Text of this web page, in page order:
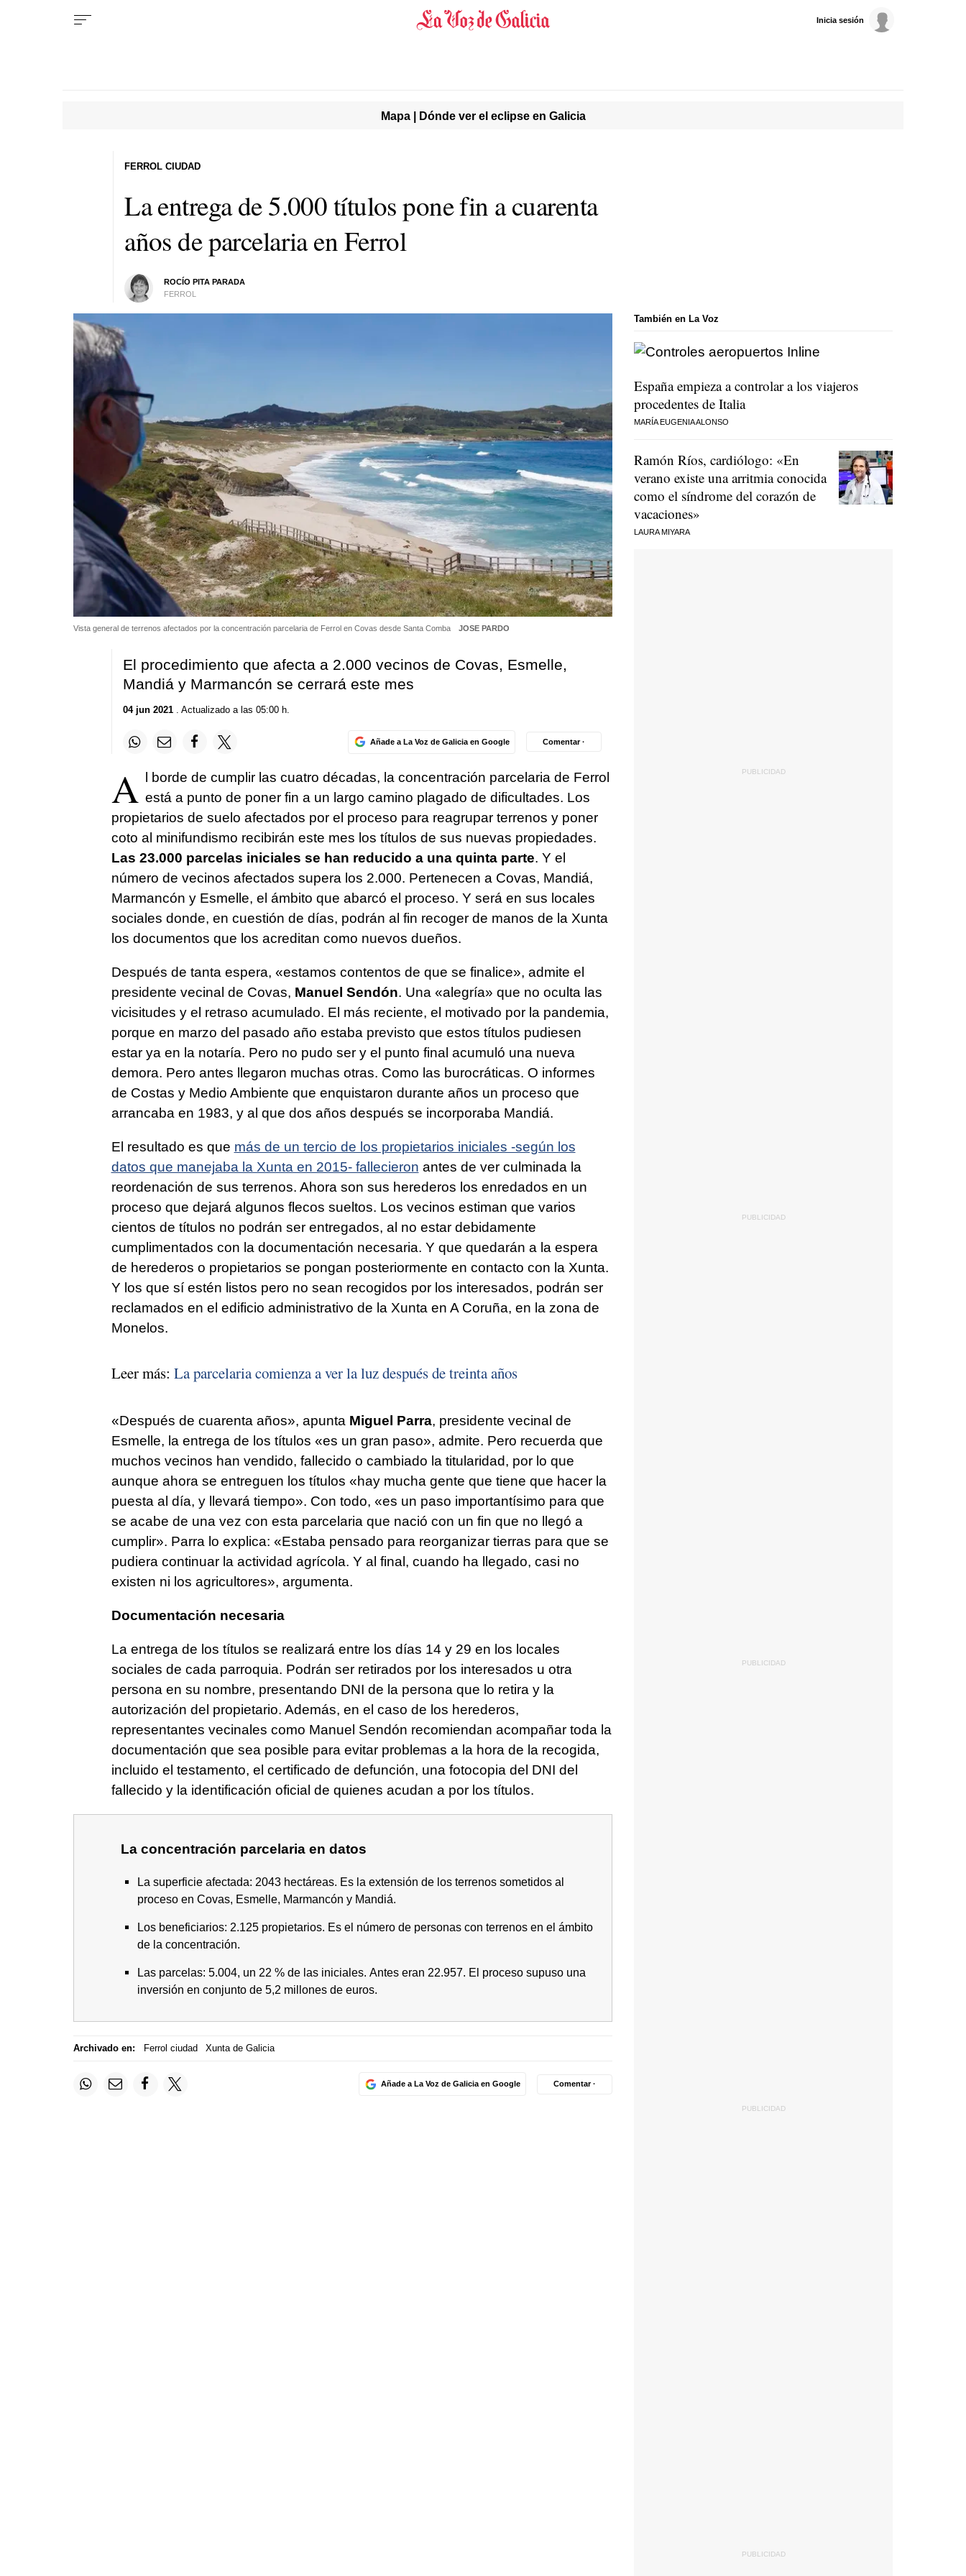
Inicia sesión
Mapa | Dónde ver el eclipse en Galicia
La entrega de 5.000 títulos pone fin a cuarenta
años de parcelaria en Ferrol
ROCÍO PITA PARADA
FERROL
FERROL CIUDAD
Vista general de terrenos afectados por la concentración parcelaria de Ferrol en Covas desde Santa Comba JOSE PARDO
El procedimiento que afecta a 2.000 vecinos de Covas, Esmelle,
Mandiá y Marmancón se cerrará este mes
04 jun 2021. Actualizado a las 05:00 h.
Añade a La Voz de Galicia en Google Comentar ·
A
l borde de cumplir las cuatro décadas, la concentración parcelaria de Ferrol
está a punto de poner fin a un largo camino plagado de dificultades. Los
propietarios de suelo afectados por el proceso para reagrupar terrenos y poner
coto al minifundismo recibirán este mes los títulos de sus nuevas propiedades.
Las 23.000 parcelas iniciales se han reducido a una quinta parte. Y el
número de vecinos afectados supera los 2.000. Pertenecen a Covas, Mandiá,
Marmancón y Esmelle, el ámbito que abarcó el proceso. Y será en sus locales
sociales donde, en cuestión de días, podrán al fin recoger de manos de la Xunta
los documentos que los acreditan como nuevos dueños.
Después de tanta espera, «estamos contentos de que se finalice», admite el
presidente vecinal de Covas, Manuel Sendón. Una «alegría» que no oculta las
vicisitudes y el retraso acumulado. El más reciente, el motivado por la pandemia,
porque en marzo del pasado año estaba previsto que estos títulos pudiesen
estar ya en la notaría. Pero no pudo ser y el punto final acumuló una nueva
demora. Pero antes llegaron muchas otras. Como las burocráticas. O informes
de Costas y Medio Ambiente que enquistaron durante años un proceso que
arrancaba en 1983, y al que dos años después se incorporaba Mandiá.
El resultado es que más de un tercio de los propietarios iniciales -según los
datos que manejaba la Xunta en 2015- fallecieron antes de ver culminada la
reordenación de sus terrenos. Ahora son sus herederos los enredados en un
proceso que dejará algunos flecos sueltos. Los vecinos estiman que varios
cientos de títulos no podrán ser entregados, al no estar debidamente
cumplimentados con la documentación necesaria. Y que quedarán a la espera
de herederos o propietarios se pongan posteriormente en contacto con la Xunta.
Y los que sí estén listos pero no sean recogidos por los interesados, podrán ser
reclamados en el edificio administrativo de la Xunta en A Coruña, en la zona de
Monelos.
Leer más: La parcelaria comienza a ver la luz después de treinta años
«Después de cuarenta años», apunta Miguel Parra, presidente vecinal de
Esmelle, la entrega de los títulos «es un gran paso», admite. Pero recuerda que
muchos vecinos han vendido, fallecido o cambiado la titularidad, por lo que
aunque ahora se entreguen los títulos «hay mucha gente que tiene que hacer la
puesta al día, y llevará tiempo». Con todo, «es un paso importantísimo para que
se acabe de una vez con esta parcelaria que nació con un fin que no llegó a
cumplir». Parra lo explica: «Estaba pensado para reorganizar tierras para que se
pudiera continuar la actividad agrícola. Y al final, cuando ha llegado, casi no
existen ni los agricultores», argumenta.
Documentación necesaria
La entrega de los títulos se realizará entre los días 14 y 29 en los locales
sociales de cada parroquia. Podrán ser retirados por los interesados u otra
persona en su nombre, presentando DNI de la persona que lo retira y la
autorización del propietario. Además, en el caso de los herederos,
representantes vecinales como Manuel Sendón recomiendan acompañar toda la
documentación que sea posible para evitar problemas a la hora de la recogida,
incluido el testamento, el certificado de defunción, una fotocopia del DNI del
fallecido y la identificación oficial de quienes acudan a por los títulos.
La concentración parcelaria en datos
La superficie afectada: 2043 hectáreas. Es la extensión de los terrenos sometidos al
proceso en Covas, Esmelle, Marmancón y Mandiá.
Los beneficiarios: 2.125 propietarios. Es el número de personas con terrenos en el ámbito
de la concentración.
Las parcelas: 5.004, un 22 % de las iniciales. Antes eran 22.957. El proceso supuso una
inversión en conjunto de 5,2 millones de euros.
Archivado en: Ferrol ciudad Xunta de Galicia
Añade a La Voz de Galicia en Google Comentar ·
También en La Voz
España empieza a controlar a los viajeros
procedentes de Italia
MARÍA EUGENIA ALONSO
Ramón Ríos, cardiólogo: «En
verano existe una arritmia conocida
como el síndrome del corazón de
vacaciones»
LAURA MIYARA